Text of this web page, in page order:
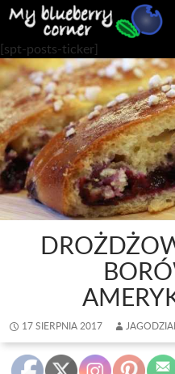
Szukaj
PRZEJDŹ
DO
TREŚCI
[spt-posts-ticker]
17 SIERPNIA 2017